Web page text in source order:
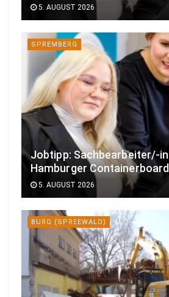
5. AUGUST 2026
SPREMBERG
Jobtipp: Sachbearbeiter/-
Hamburger
5. AUGUST 2026
BURG (SPREEWALD)